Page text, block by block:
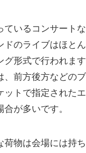
ているコンサート
ドのライブはほと
グ形式で行われま
、前方後方などの
ットで指定された
が多いです。
荷物は会場には持